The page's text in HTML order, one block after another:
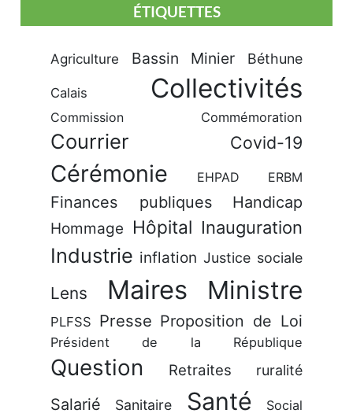
ÉTIQUETTES
Agriculture Bassin Minier Béthune
Calais Collectivités
Commission Commémoration
Courrier Covid-19
Cérémonie EHPAD ERBM
Finances publiques Handicap
Hommage Hôpital Inauguration
Industrie inflation Justice sociale
Lens Maires Ministre
PLFSS Presse Proposition de Loi
Président de la République
Question Retraites ruralité
Salarié Sanitaire Santé Social